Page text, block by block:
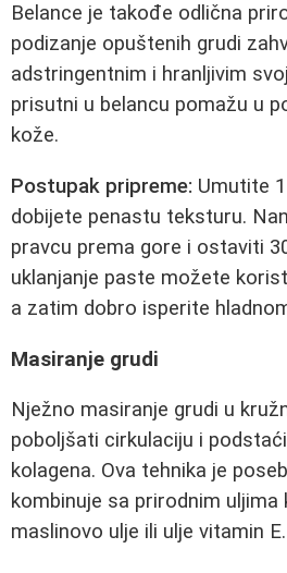
Belance je takođe odlična
podizanje opuštenih grudi
adstringentnim i hranljivim
prisutni u belancu pomažu u
kože.
Postupak pripreme: Umutite
dobijete penastu teksturu.
pravcu prema gore i ostaviti
uklanjanje paste možete
a zatim dobro isperite
Masiranje grudi
Nježno masiranje grudi u
poboljšati cirkulaciju i
kolagena. Ova tehnika je
kombinuje sa prirodnim uljima
maslinovo ulje ili ulje vitamin E.